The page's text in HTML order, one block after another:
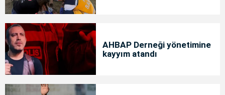
AHBAP Derneği yönetimine
kayyım atandı